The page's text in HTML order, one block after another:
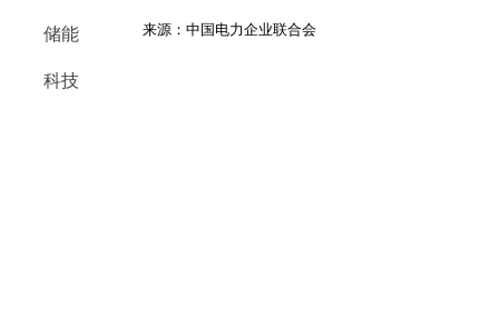
储能
科技
来源：中国电力企业联合会